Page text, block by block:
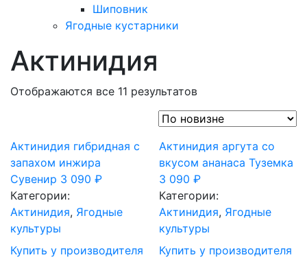
Шиповник
Ягодные кустарники
Актинидия
Отображаются все 11 результатов
Актинидия гибридная с
запахом инжира
Сувенир 3 090 ₽
Категории:
Актинидия, Ягодные
культуры
Купить у производителя
Актинидия аргута со
вкусом ананаса Туземка
3 090₽
Категории:
Актинидия, Ягодные
культуры
Купить у производителя